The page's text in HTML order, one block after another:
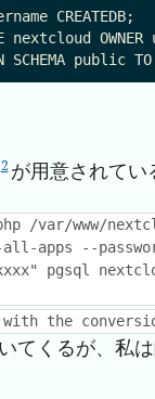
CREATEDB;
nextcloud
2 が用意されてい
/var/www/
apps --
pgsql
with the
てくるが、私は